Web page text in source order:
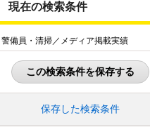
現在の検索条件
警備員・清掃／メディア掲載実績
この検索条件を保存する
保存した検索条件